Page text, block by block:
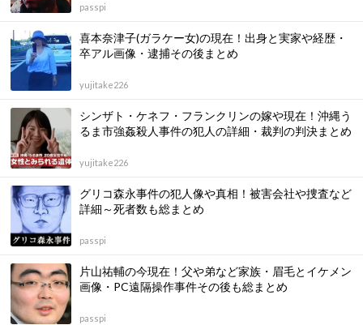
passpi
喜本奈津子(ガラケー女)の現在！出身と実家や経歴・
卒アル画像・逮捕その後まとめ
yujitake226
シンザト・ケネフ・フランクリンの嫁や現在！沖縄う
るま市強姦殺人事件の犯人の詳細・裁判の判決まとめ
yujitake226
グリコ森永事件の犯人像や真相！被害会社や捜査など
詳細～死者数も総まとめ
passpi
片山祐輔の今現在！父や弟など家族・眉毛とイケメン
画像・PC遠隔操作事件その後も総まとめ
passpi